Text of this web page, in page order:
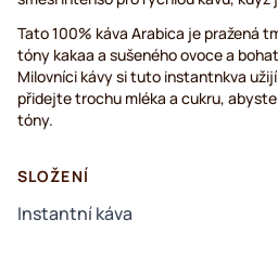
Tato 100% káva Arabica je pražená
tóny kakaa a sušeného ovoce a
Milovníci kávy si tuto instantnkva
přidejte trochu mléka a cukru,
tóny.
SLOŽENÍ
Instantní káva